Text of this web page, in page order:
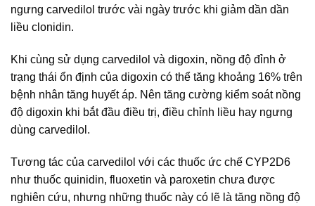
ngưng carvedilol trước vài ngày trước khi giảm dần dần
liều clonidin.
Khi cùng sử dụng carvedilol và digoxin, nồng độ đỉnh ở
trạng thái ổn định của digoxin có thể tăng khoảng 16% trên
bệnh nhân tăng huyết áp. Nên tăng cường kiểm soát nồng
độ digoxin khi bắt đầu điều trị, điều chỉnh liều hay ngưng
dùng carvedilol.
Tương tác của carvedilol với các thuốc ức chế CYP2D6
như thuốc quinidin, fluoxetin và paroxetin chưa được
nghiên cứu, nhưng những thuốc này có lẽ là tăng nồng độ